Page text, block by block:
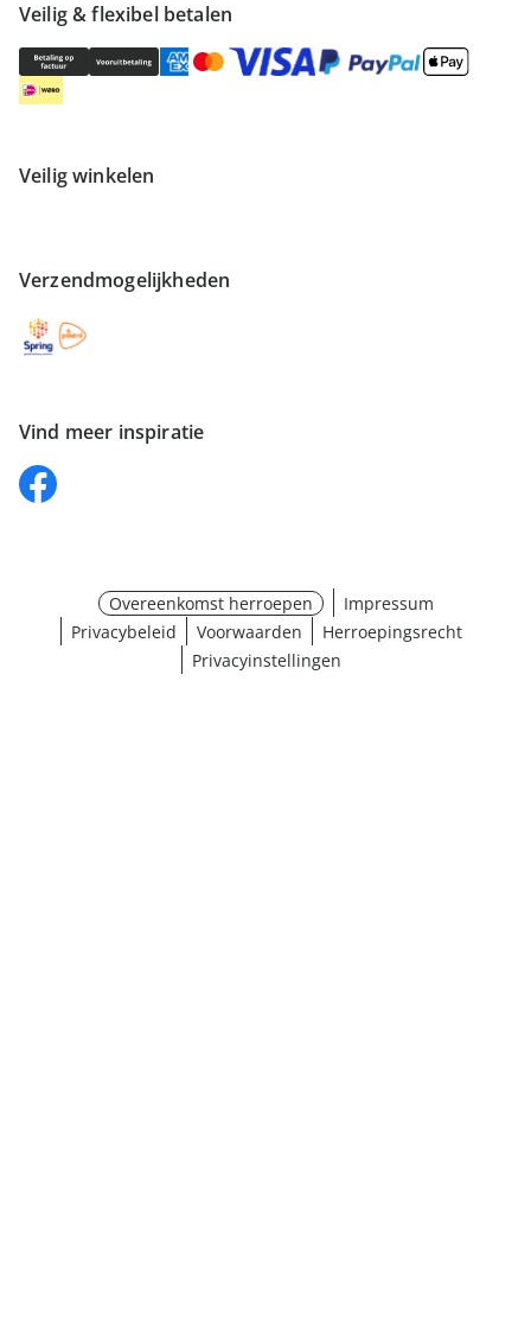
Veilig & flexibel betalen
Veilig winkelen
Verzendmogelijkheden
Vind meer inspiratie
Overeenkomst herroepen
Impressum
Privacybeleid
Voorwaarden
Herroepingsrecht
Privacyinstellingen